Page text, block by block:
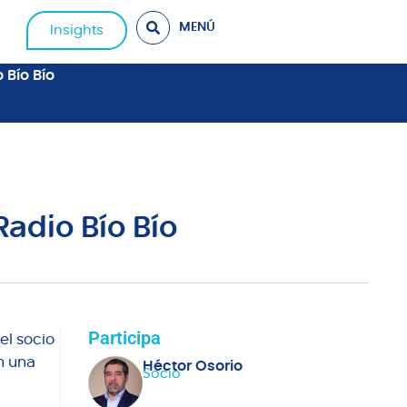
Insights MENÚ
Bío
Bío Bío
socio
una
Participa
Héctor Osorio
Socio